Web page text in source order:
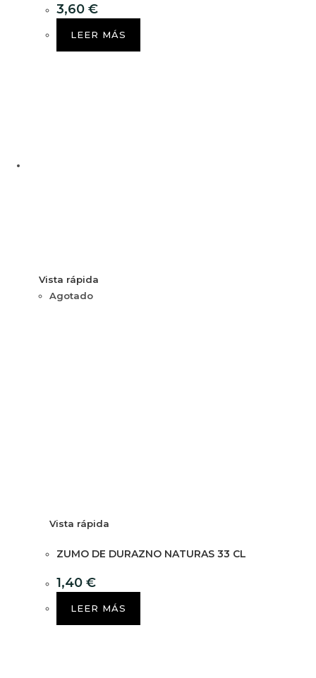
3,60 €
LEER MÁS
Vista rápida
Agotado
Vista rápida
ZUMO DE DURAZNO NATURAS 33 CL
1,40 €
LEER MÁS